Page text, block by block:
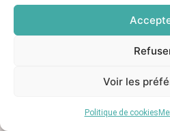
Voir les
Politique de cookies
utilisée pour vous
et des informations sur
lien de désabonnement
newsletter.